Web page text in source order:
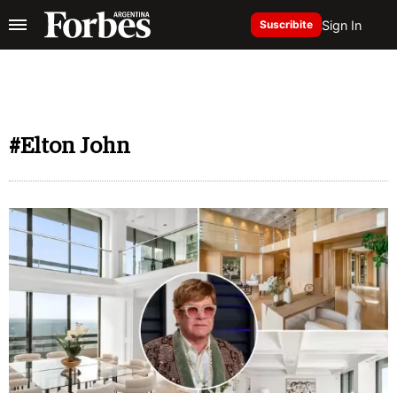
Suscribite Sign In
#Elton John